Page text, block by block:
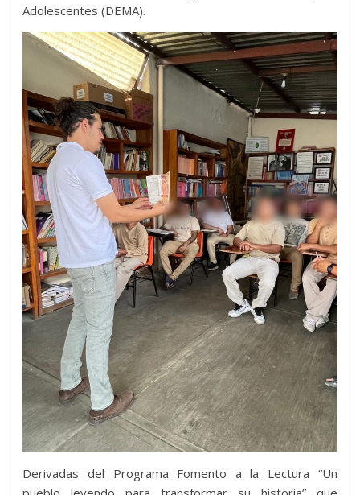
Adolescentes (DEMA).
Derivadas del Programa Fomento a la Lectura “Un